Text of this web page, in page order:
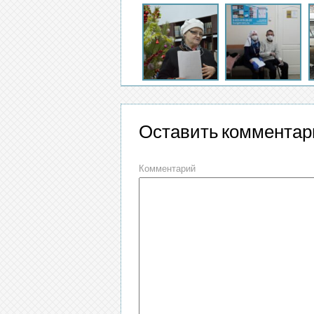
Оставить
Комментарий